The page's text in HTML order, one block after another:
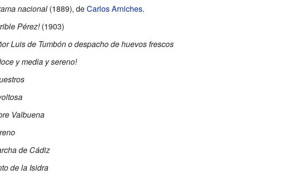
nacional(1889), deCarlos Arniches.
Pérez!(1903)
Luis de Tumbón o despacho de huevos frescos
y media y sereno!
Valbuena
de Cádiz
de la Isidra